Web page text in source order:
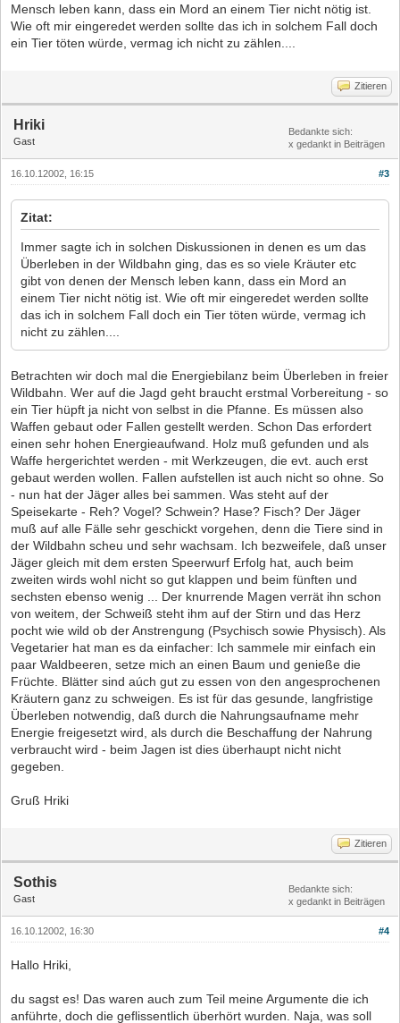
Mensch leben kann, dass ein Mord an einem Tier nicht nötig ist.
Wie oft mir eingeredet werden sollte das ich in solchem Fall doch
ein Tier töten würde, vermag ich nicht zu zählen....
Zitieren
Hriki
Gast
Bedankte sich:
x gedankt in Beiträgen
#3
16.10.12002, 16:15
Zitat:
Immer sagte ich in solchen Diskussionen in denen es um das
Überleben in der Wildbahn ging, das es so viele Kräuter etc
gibt von denen der Mensch leben kann, dass ein Mord an
einem Tier nicht nötig ist. Wie oft mir eingeredet werden sollte
das ich in solchem Fall doch ein Tier töten würde, vermag ich
nicht zu zählen....
Betrachten wir doch mal die Energiebilanz beim Überleben in freier
Wildbahn. Wer auf die Jagd geht braucht erstmal Vorbereitung - so
ein Tier hüpft ja nicht von selbst in die Pfanne. Es müssen also
Waffen gebaut oder Fallen gestellt werden. Schon Das erfordert
einen sehr hohen Energieaufwand. Holz muß gefunden und als
Waffe hergerichtet werden - mit Werkzeugen, die evt. auch erst
gebaut werden wollen. Fallen aufstellen ist auch nicht so ohne. So
- nun hat der Jäger alles bei sammen. Was steht auf der
Speisekarte - Reh? Vogel? Schwein? Hase? Fisch? Der Jäger
muß auf alle Fälle sehr geschickt vorgehen, denn die Tiere sind in
der Wildbahn scheu und sehr wachsam. Ich bezweifele, daß unser
Jäger gleich mit dem ersten Speerwurf Erfolg hat, auch beim
zweiten wirds wohl nicht so gut klappen und beim fünften und
sechsten ebenso wenig ... Der knurrende Magen verrät ihn schon
von weitem, der Schweiß steht ihm auf der Stirn und das Herz
pocht wie wild ob der Anstrengung (Psychisch sowie Physisch). Als
Vegetarier hat man es da einfacher: Ich sammele mir einfach ein
paar Waldbeeren, setze mich an einen Baum und genieße die
Früchte. Blätter sind aúch gut zu essen von den angesprochenen
Kräutern ganz zu schweigen. Es ist für das gesunde, langfristige
Überleben notwendig, daß durch die Nahrungsaufname mehr
Energie freigesetzt wird, als durch die Beschaffung der Nahrung
verbraucht wird - beim Jagen ist dies überhaupt nicht nicht
gegeben.
Gruß Hriki
Zitieren
Sothis
Gast
Bedankte sich:
x gedankt in Beiträgen
#4
16.10.12002, 16:30
Hallo Hriki,
du sagst es! Das waren auch zum Teil meine Argumente die ich
anführte, doch die geflissentlich überhört wurden. Naja, was soll